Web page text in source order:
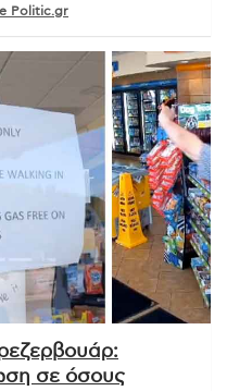
Politic.gr
σε όσους